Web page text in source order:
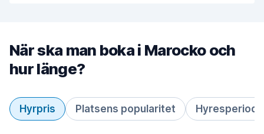
När ska man boka i Marocko och
hur länge?
Hyrpris Platsens popularitet Hyresperiod